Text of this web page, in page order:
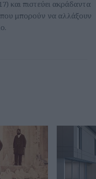
και πιστεύει ακράδαντα
που μπορούν να αλλάξουν